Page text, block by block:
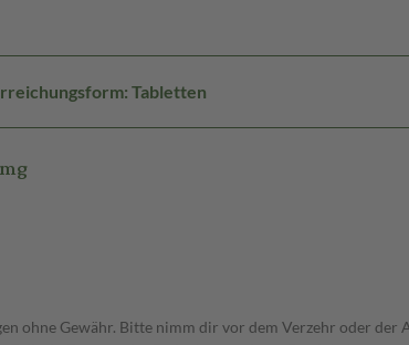
Tabletten
ohne Gewähr. Bitte nimm dir vor dem Verzehr oder